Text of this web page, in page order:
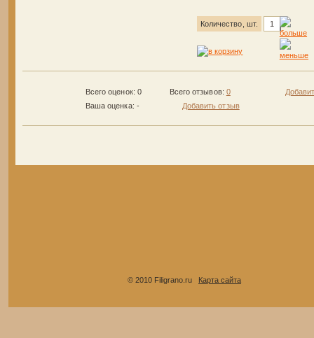
Количество, шт.
Всего оценок: 0
Ваша оценка: -
Всего отзывов: 0
Добавить отзыв
© 2010 Filigrano.ru Карта сайта